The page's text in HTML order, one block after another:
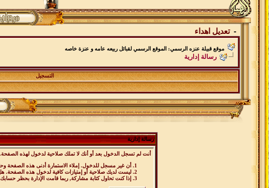
-تعديل اهداء
موقع قبيلة عنزه الرسمي: الموقع الرسمي لقبائل ربيعه عامه و عنزة خاصه
رسالة إدارية
التسجيل
رسالة إدارية
أنت لم تسجل الدخول بعد أو أنك لا تملك صلاحية لدخول لهذه
أن غير مسجل للدخول. إملاء الاستمارة أدنى هذه الصفحة
ليست لديك صلاحية أو إمتيازات كافية لدخول هذه
إذا كنت تحاول كتابة مشاركة, ربما قامت الإدارة بحظر